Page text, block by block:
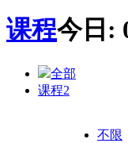
课程今日:
全部
课程2
不限